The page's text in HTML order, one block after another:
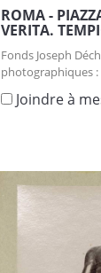
ROMA -
VERITA.
Fonds Joseph
photographiques
Joindre à